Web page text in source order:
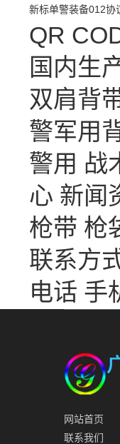
新标单警装备012协
QR
国内生
双肩背
警军用
警用 战
心 新闻
枪带 枪
联系方
电话 手
网站首页
联系我们